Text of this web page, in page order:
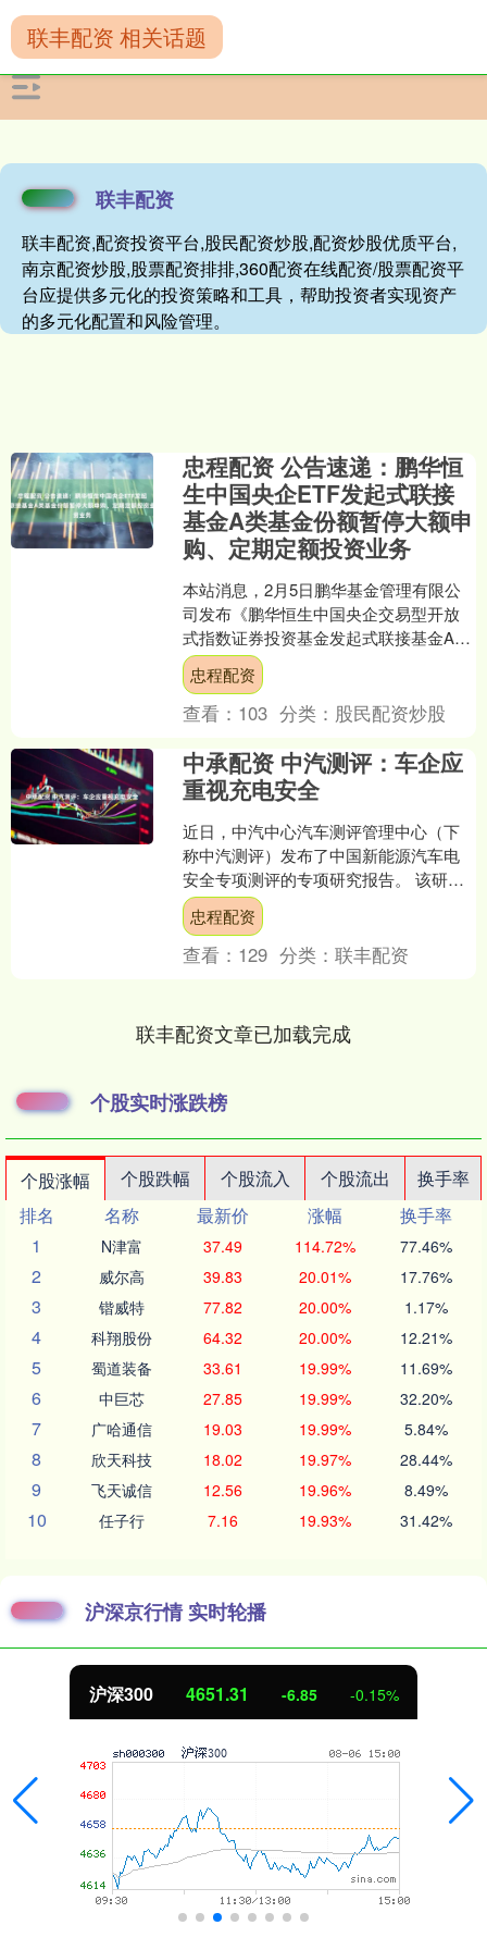
联丰配资
联丰配资,配资投资平台,股民配资炒股,配资炒股优质平台,
南京配资炒股,股票配资排排,360配资在线配资/股票配资平
台应提供多元化的投资策略和工具，帮助投资者实现资产
的多元化配置和风险管理。
联丰配资 相关话题
忠程配资 公告速递：鹏华恒
生中国央企ETF发起式联接
基金A类基金份额暂停大额申
购、定期定额投资业务
本站消息，2月5日鹏华基金管理有限公
司发布《鹏华恒生中国央企交易型开放
式指数证券投资基金发起式联接基金A类
基金份额暂停大额申购、定期定额投资
业务的公告》。公告中....
忠程配资
查看： 103 分类： 股民配资炒股
中承配资 中汽测评：车企应
重视充电安全
近日，中汽中心汽车测评管理中心（下
称中汽测评）发布了中国新能源汽车电
安全专项测评的专项研究报告。 该研究
报告涉及第一批测评的五款车型，共包
含6个评价板块，其中充....
忠程配资
查看： 129 分类：联丰配资
联丰配资文章已加载完成
个股实时涨跌榜
个股涨幅 个股跌幅 个股流入 个股流出
换手率
排名
名称 最新价 涨幅
换手率
1
N津富 37.49 114.72% 77.46%
2 威尔高 39.83 20.01% 17.76%
3 锴威特 77.82 20.00% 1.17%
4 科翔股份 64.32 20.00% 12.21%
5 蜀道装备 33.61 19.99% 11.69%
6 中巨芯 27.85 19.99% 32.20%
7 广哈通信 19.03 19.99% 5.84%
8 欣天科技 18.02 19.97% 28.44%
9 飞天诚信 12.56 19.96% 8.49%
10 任子行 7.16 19.93% 31.42%
沪深京行情 实时轮播
沪深300 4651.31 -6.85 -0.15%